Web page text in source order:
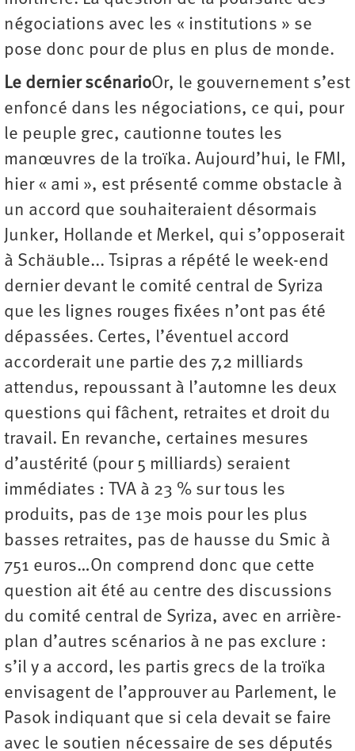
négociations avec les « institutions » se
pose donc pour de plus en plus de monde.
Le dernier scénarioOr, le gouvernement s’est
enfoncé dans les négociations, ce qui, pour
le peuple grec, cautionne toutes les
manœuvres de la troïka. Aujourd’hui, le FMI,
hier « ami », est présenté comme obstacle à
un accord que souhaiteraient désormais
Junker, Hollande et Merkel, qui s’opposerait
à Schäuble... Tsipras a répété le week-end
dernier devant le comité central de Syriza
que les lignes rouges fixées n’ont pas été
dépassées. Certes, l’éventuel accord
accorderait une partie des 7,2 milliards
attendus, repoussant à l’automne les deux
questions qui fâchent, retraites et droit du
travail. En revanche, certaines mesures
d’austérité (pour 5 milliards) seraient
immédiates : TVA à 23 % sur tous les
produits, pas de 13e mois pour les plus
basses retraites, pas de hausse du Smic à
751 euros…On comprend donc que cette
question ait été au centre des discussions
du comité central de Syriza, avec en arrière-
plan d’autres scénarios à ne pas exclure :
s’il y a accord, les partis grecs de la troïka
envisagent de l’approuver au Parlement, le
Pasok indiquant que si cela devait se faire
avec le soutien nécessaire de ses députés